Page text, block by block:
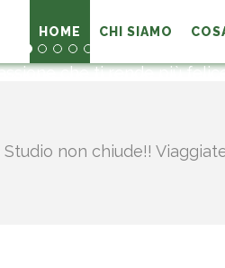
HOME CHI SIAMO
che ti rende
non chiude!!